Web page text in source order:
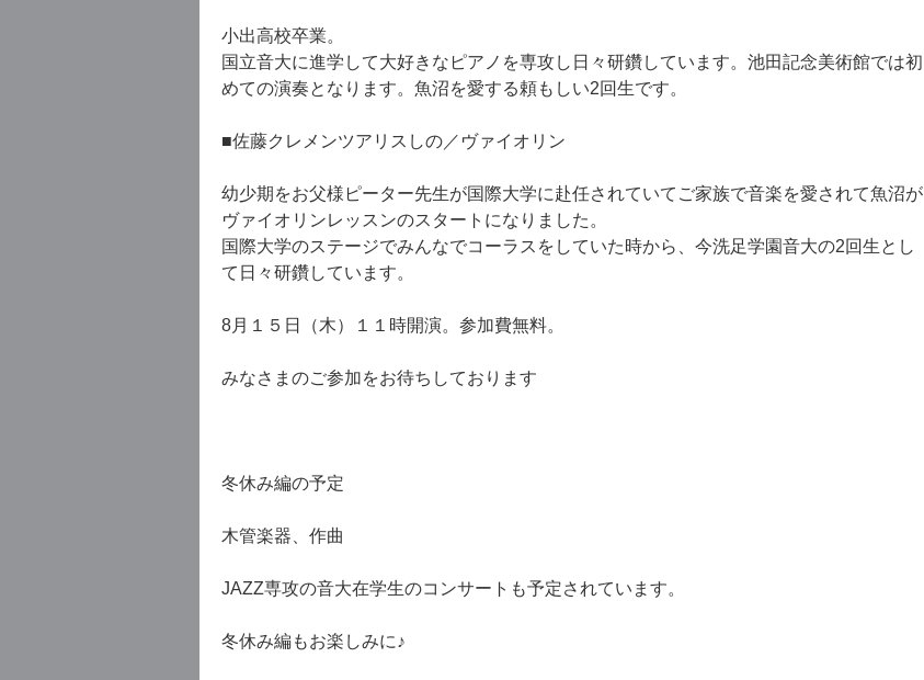
小出高校卒業。
国立音大に進学して大好きなピアノを専攻し日々研鑽しています。池田記念美術館では初
めての演奏となります。魚沼を愛する頼もしい2回生です。
■佐藤クレメンツアリスしの／ヴァイオリン
幼少期をお父様ピーター先生が国際大学に赴任されていてご家族で音楽を愛されて魚沼が
ヴァイオリンレッスンのスタートになりました。
国際大学のステージでみんなでコーラスをしていた時から、今洗足学園音大の2回生とし
て日々研鑽しています。
8月１５日（木）１１時開演。参加費無料。
みなさまのご参加をお待ちしております
冬休み編の予定
木管楽器、作曲
JAZZ専攻の音大在学生のコンサートも予定されています。
冬休み編もお楽しみに♪